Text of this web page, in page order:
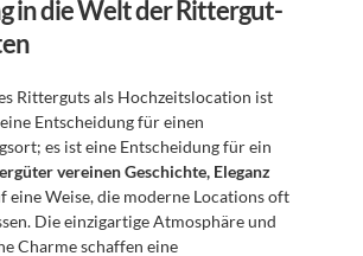
in die Welt der Rittergut-
Ritterguts als Hochzeitslocation ist
Entscheidung für einen
es ist eine Entscheidung für ein
vereinen Geschichte, Eleganz
eine Weise, die moderne Locations oft
Die einzigartige Atmosphäre und
Charme schaffen eine